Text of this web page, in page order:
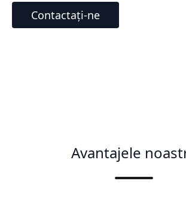
Contactați-ne
Avantajele